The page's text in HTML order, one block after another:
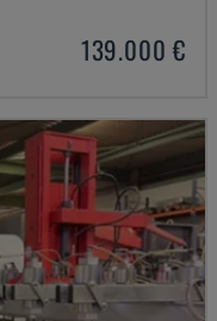
139.000 €